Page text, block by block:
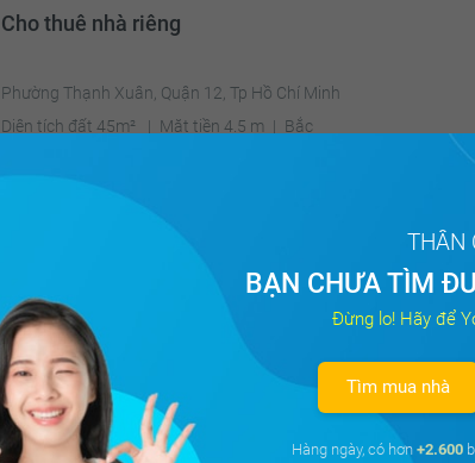
Cho thuê nhà riêng
Phường Thạnh Xuân, Quận 12, Tp Hồ Chí Minh
Diện tích đất 45m²
Mặt tiền 4.5 m Bắc
Cho thuê nhà riêng
Phường 1, Quận Tân Bình, Hồ Chí Minh
Diện tích đất 29m²
Mặt tiền 3.8 m
THÂN
BẠN CHƯA TÌM
Đừng lo! Hãy để
Tìm mua nhà
Hàng ngày, có hơn +2.600